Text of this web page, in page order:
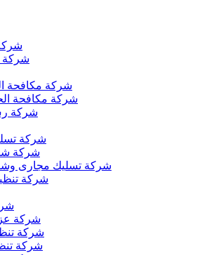
شركة
شركة
شركة مكافحة
شركة مكافحة
شركة رش
شركة تسليك
شركة شفط
شركة تسليك مجارى وشفط
شركة تنظيف
شركة عزل
شركة تنظيف
شركة تنظيف